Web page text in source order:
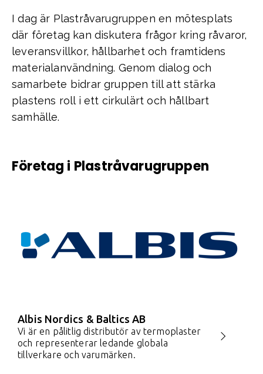
I dag är Plastråvarugruppen en mötesplats
där företag kan diskutera frågor kring råvaror,
leveransvillkor, hållbarhet och framtidens
materialanvändning. Genom dialog och
samarbete bidrar gruppen till att stärka
plastens roll i ett cirkulärt och hållbart
samhälle.
Företag i Plastråvarugruppen
Albis Nordics & Baltics AB
Vi är en pålitlig distributör av termoplaster
och representerar ledande globala
tillverkare och varumärken.